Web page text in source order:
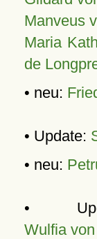
Manveus
Maria
de
• neu:
• Update:
• neu:
•
Wulfia